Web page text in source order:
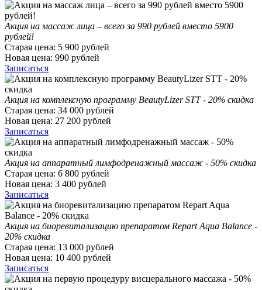
Акция на массаж лица – всего за 990 рублей вместо 5900
рублей!
Старая цена: 5 900 рублей
Новая цена: 990 рублей
Записаться
Акция на комплексную программу BeautyLizer STT - 20% скидка
Старая цена: 34 000 рублей
Новая цена: 27 200 рублей
Записаться
Акция на аппаратный лимфодренажный массаж - 50% скидка
Старая цена: 6 800 рублей
Новая цена: 3 400 рублей
Записаться
Акция на биоревитализацию препаратом Repart Aqua Balance -
20% скидка
Старая цена: 13 000 рублей
Новая цена: 10 400 рублей
Записаться